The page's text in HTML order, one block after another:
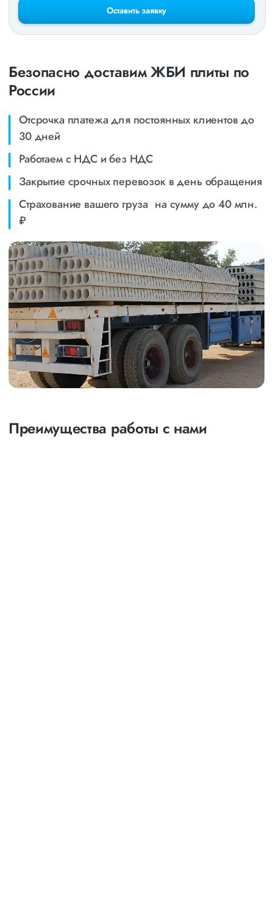
Оставить заявку
Безопасно доставим ЖБИ плиты по
России
Отсрочка платежа для постоянных клиентов до
30 дней
Работаем с НДС и без НДС
Закрытие срочных перевозок в день обращения
Страхование вашего груза на сумму до 40 млн.
₽
Преимущества работы с нами